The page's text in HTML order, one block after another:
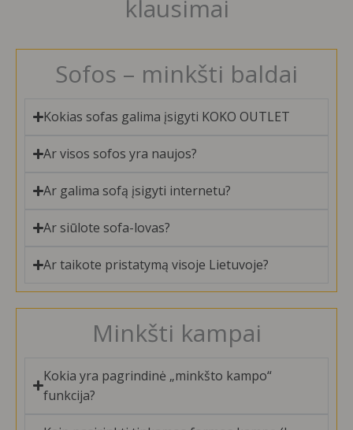
klausimai
Sofos – minkšti baldai
Kokias sofas galima įsigyti KOKO OUTLET
Ar visos sofos yra naujos?
Ar galima sofą įsigyti internetu?
Ar siūlote sofa-lovas?
Ar taikote pristatymą visoje Lietuvoje?
Minkšti kampai
Kokia yra pagrindinė „minkšto kampo“
funkcija?